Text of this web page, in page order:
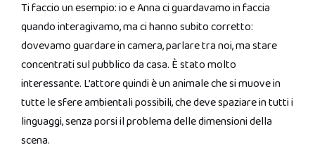
Ti faccio un esempio: io e Anna ci guardavamo in faccia
quando interagivamo, ma ci hanno subito corretto:
dovevamo guardare in camera, parlare tra noi, ma stare
concentrati sul pubblico da casa. È stato molto
interessante. L’attore quindi è un animale che si muove in
tutte le sfere ambientali possibili, che deve spaziare in tutti i
linguaggi, senza porsi il problema delle dimensioni della
scena.